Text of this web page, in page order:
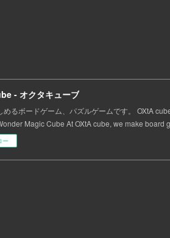
- オクタキューブ
めるボードゲーム、パズルゲームです。 OXtA
Magic Cube At OXtA cube, we make board
ー